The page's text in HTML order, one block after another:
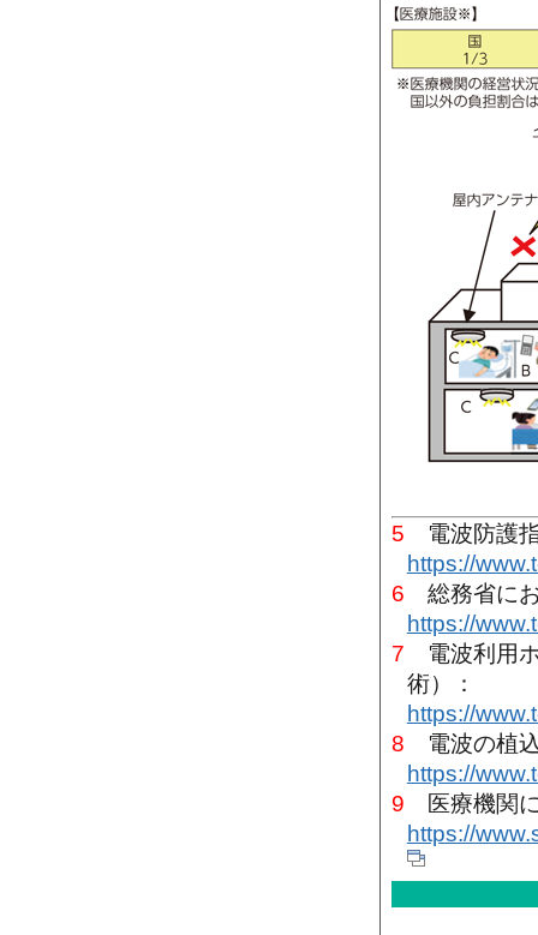
5 電波防護
https://
6 総務省に
https://
7 電波利用
術）：
https://
8 電波の植
https://
9 医療機関
https://